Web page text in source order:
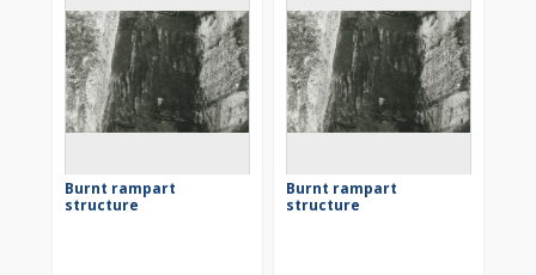
Burnt rampart
structure
Burnt rampart
structure